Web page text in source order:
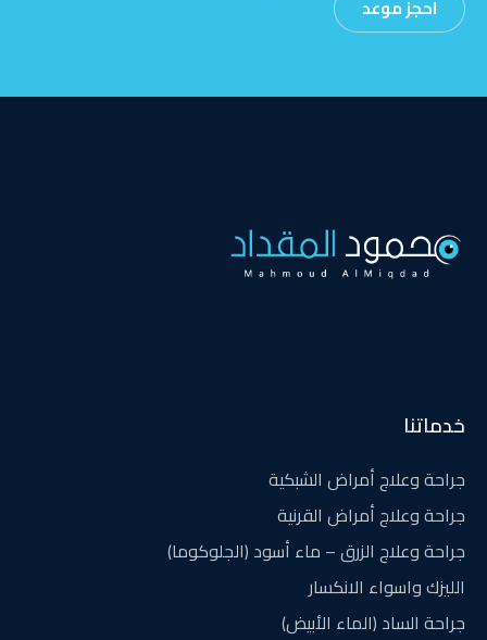
احجز موعد
خدماتنا
جراحة وعلاج أمراض الشبكية
جراحة وعلاج أمراض القرنية
جراحة وعلاج الزرق – ماء أسود (الجلوكوما)
الليزك واسواء الانكسار
جراحة الساد (الماء الأبيض)